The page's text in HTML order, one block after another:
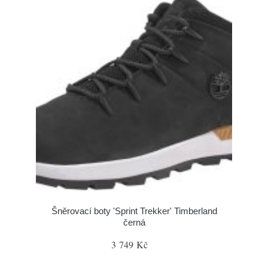
Šněrovací boty 'Sprint Trekker' Timberland
černá
3 749 Kč